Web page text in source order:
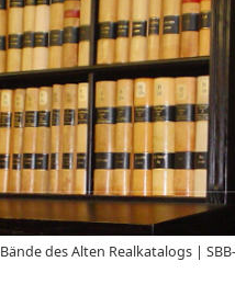
Bände des Alten Realkatalogs | SBB-